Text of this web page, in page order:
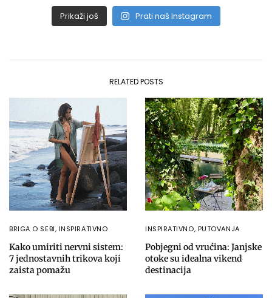
Prikaži još Prati naš Instagram
RELATED POSTS
BRIGA O SEBI, INSPIRATIVNO
Kako umiriti nervni sistem:
7 jednostavnih trikova koji
zaista pomažu
INSPIRATIVNO, PUTOVANJA
Pobjegni od vrućina: Janjske
otoke su idealna vikend
destinacija